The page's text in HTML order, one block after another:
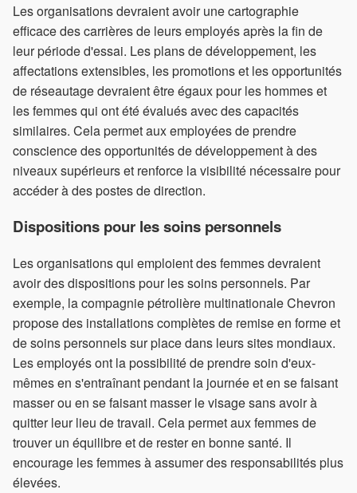
Les organisations devraient avoir une cartographie
efficace des carrières de leurs employés après la fin de
leur période d'essai. Les plans de développement, les
affectations extensibles, les promotions et les opportunités
de réseautage devraient être égaux pour les hommes et
les femmes qui ont été évalués avec des capacités
similaires. Cela permet aux employées de prendre
conscience des opportunités de développement à des
niveaux supérieurs et renforce la visibilité nécessaire pour
accéder à des postes de direction.
Dispositions pour les soins personnels
Les organisations qui emploient des femmes devraient
avoir des dispositions pour les soins personnels. Par
exemple, la compagnie pétrolière multinationale Chevron
propose des installations complètes de remise en forme et
de soins personnels sur place dans leurs sites mondiaux.
Les employés ont la possibilité de prendre soin d'eux-
mêmes en s'entraînant pendant la journée et en se faisant
masser ou en se faisant masser le visage sans avoir à
quitter leur lieu de travail. Cela permet aux femmes de
trouver un équilibre et de rester en bonne santé. Il
encourage les femmes à assumer des responsabilités plus
élevées.